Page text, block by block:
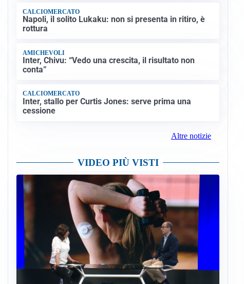
CALCIOMERCATO
Napoli, il solito Lukaku: non si presenta in ritiro, è
rottura
AMICHEVOLI
Inter, Chivu: “Vedo una crescita, il risultato non
conta”
CALCIOMERCATO
Inter, stallo per Curtis Jones: serve prima una
cessione
Altre notizie
VIDEO PIÙ VISTI